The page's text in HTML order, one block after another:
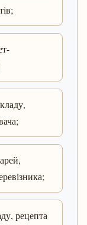
рецепта